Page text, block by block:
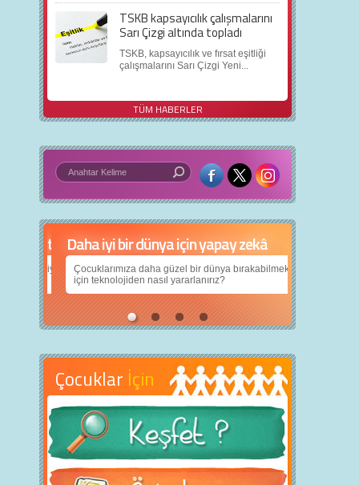
TSKB kapsayıcılık çalışmalarını
Sarı Çizgi altında topladı
TSKB, kapsayıcılık ve fırsat eşitliği
çalışmalarını Sarı Çizgi Yeni...
TÜM HABERLER
Daha iyi bir dünya için yapay zekâ
Çocuklarımıza daha güzel bir dünya bırakabilmek
için teknolojiden nasıl yararlanırız?
Çocuklar İçin